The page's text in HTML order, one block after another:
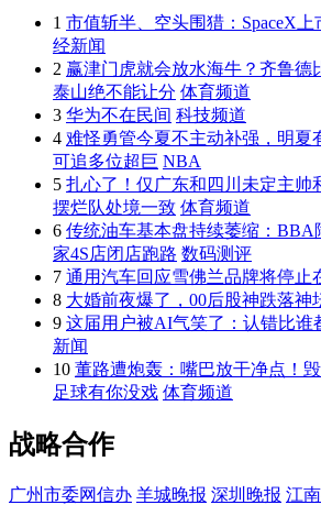
1 市值斩半、空头围猎：SpaceX
经新闻
2 赢津门虎就会放水海牛？齐鲁德
泰山绝不能让分 体育频道
3 华为不在民间 科技频道
4 难怪勇管今夏不主动补强，明夏
可追多位超巨 NBA
5 扎心了！仅广东和四川未定主帅
摆烂队处境一致 体育频道
6 传统油车基本盘持续萎缩：BBA
家4S店闭店跑路 数码测评
7 通用汽车回应雪佛兰品牌将停止
8 大婚前夜爆了，00后股神跌落神
9 这届用户被AI气笑了：认错比谁
新闻
10 董路遭炮轰：嘴巴放干净点！
足球有你没戏 体育频道
战略合作
广州市委网信办 羊城晚报 深圳晚报 江